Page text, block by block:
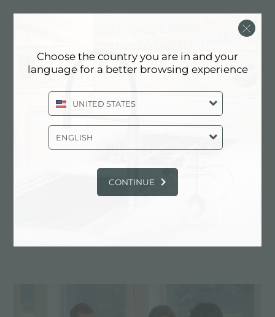
Choose the country you are in and your
language for a better browsing experience
UNITED STATES
ENGLISH
CONTINUE